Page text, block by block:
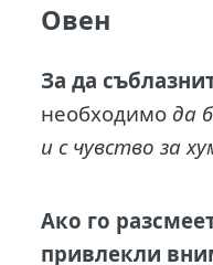
Овен
За да
необходимо да
и с чувство за
Ако го
привлекли